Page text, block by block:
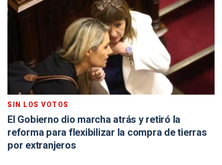
SIN LOS VOTOS
El Gobierno dio marcha atrás y retiró la
reforma para flexibilizar la compra de tierras
por extranjeros